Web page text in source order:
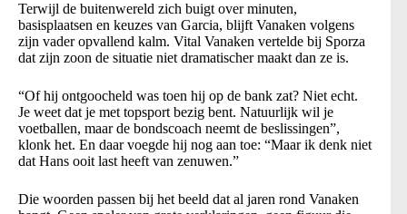
Terwijl de buitenwereld zich buigt over minuten,
basisplaatsen en keuzes van Garcia, blijft Vanaken volgens
zijn vader opvallend kalm. Vital Vanaken vertelde bij Sporza
dat zijn zoon de situatie niet dramatischer maakt dan ze is.
“Of hij ontgoocheld was toen hij op de bank zat? Niet echt.
Je weet dat je met topsport bezig bent. Natuurlijk wil je
voetballen, maar de bondscoach neemt de beslissingen”,
klonk het. En daar voegde hij nog aan toe: “Maar ik denk niet
dat Hans ooit last heeft van zenuwen.”
Die woorden passen bij het beeld dat al jaren rond Vanaken